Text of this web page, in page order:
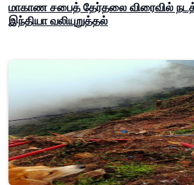
மாகாண சபைத் தேர்தலை விரைவில்
இந்தியா வலியுறுத்தல்